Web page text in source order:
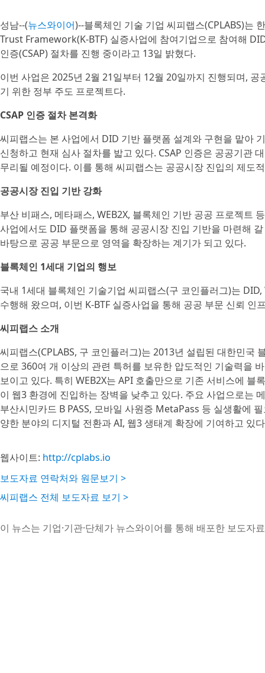
성남--(뉴스와이어)--블록체인 기술 기업 씨피랩스(CPLABS)는
Trust Framework(K-BTF) 실증사업에 참여기업으로 참여해
인증(CSAP) 절차를 진행 중이라고 13일 밝혔다.
이번 사업은 2025년 2월 21일부터 12월 20일까지 진행되며,
기 위한 정부 주도 프로젝트다.
CSAP 인증 절차 본격화
씨피랩스는 본 사업에서 DID 기반 플랫폼 설계와 구현을 맡아
신청하고 현재 심사 절차를 밟고 있다. CSAP 인증은 공공기관
무리될 예정이다. 이를 통해 씨피랩스는 공공시장 진입의 제도
공공시장 진입 기반 강화
부산 비패스, 메타패스, WEB2X, 블록체인 기반 공공 프로젝트
사업에서도 DID 플랫폼을 통해 공공시장 진입 기반을 마련해
바탕으로 공공 부문으로 영역을 확장하는 계기가 되고 있다.
블록체인 1세대 기업의 행보
국내 1세대 블록체인 기술기업 씨피랩스(구 코인플러그)는
수행해 왔으며, 이번 K-BTF 실증사업을 통해 공공 부문 신뢰 인
씨피랩스 소개
씨피랩스(CPLABS, 구 코인플러그)는 2013년 설립된 대한민
으로 360여 개 이상의 관련 특허를 보유한 압도적인 기술력을
보이고 있다. 특히 WEB2X는 API 호출만으로 기존 서비스에
이 웹3 환경에 진입하는 장벽을 낮추고 있다. 주요 사업으로는
부산시민카드 B PASS, 모바일 사원증 MetaPass 등 실생활에
양한 분야의 디지털 전환과 AI, 웹3 생태계 확장에 기여하고 있
웹사이트: http://cplabs.io
보도자료 연락처와 원문보기 >
씨피랩스 전체 보도자료 보기 >
이 뉴스는 기업·기관·단체가 뉴스와이어를 통해 배포한 보도자